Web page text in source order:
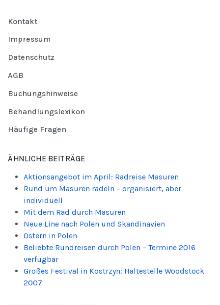
Kontakt
Impressum
Datenschutz
AGB
Buchungshinweise
Behandlungslexikon
Häufige Fragen
ÄHNLICHE BEITRÄGE
Aktionsangebot im April: Radreise Masuren
Rund um Masuren radeln – organisiert, aber
individuell
Mit dem Rad durch Masuren
Neue Line nach Polen und Skandinavien
Ostern in Polen
Beliebte Rundreisen durch Polen – Termine 2016
verfügbar
Großes Festival in Kostrzyn: Haltestelle Woodstock
2007